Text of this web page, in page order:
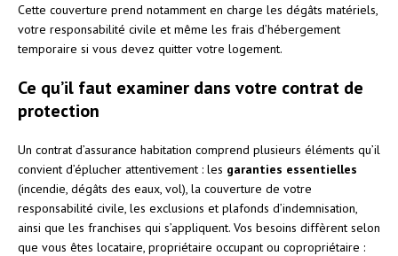
Cette couverture prend notamment en charge les dégâts matériels,
votre responsabilité civile et même les frais d’hébergement
temporaire si vous devez quitter votre logement.
Ce qu’il faut examiner dans votre contrat de
protection
Un contrat d’assurance habitation comprend plusieurs éléments qu’il
convient d’éplucher attentivement : les garanties essentielles
(incendie, dégâts des eaux, vol), la couverture de votre
responsabilité civile, les exclusions et plafonds d’indemnisation,
ainsi que les franchises qui s’appliquent. Vos besoins diffèrent selon
que vous êtes locataire, propriétaire occupant ou copropriétaire :